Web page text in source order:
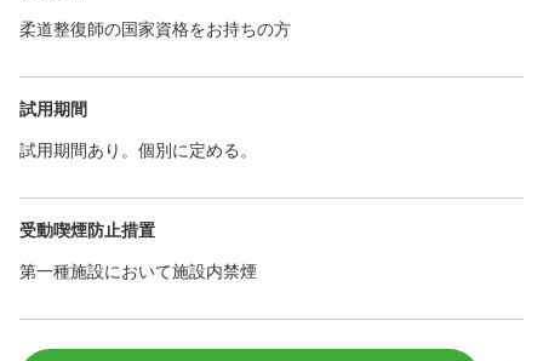
柔道整復師の国家資格をお持ちの方
試用期間
試用期間あり。個別に定める。
受動喫煙防止措置
第一種施設において施設内禁煙